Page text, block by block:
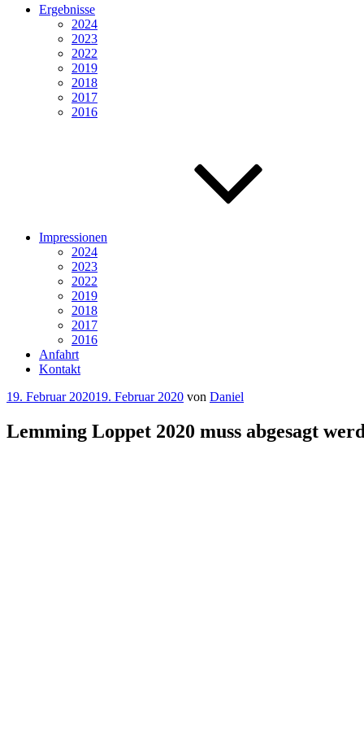
Ergebnisse
2024
2023
2022
2019
2018
2017
2016
Impressionen
2024
2023
2022
2019
2018
2017
2016
Anfahrt
Kontakt
Veröffentlicht
19. Februar 202019. Februar 2020 von Daniel
Lemming Loppet 2020 muss abgesagt